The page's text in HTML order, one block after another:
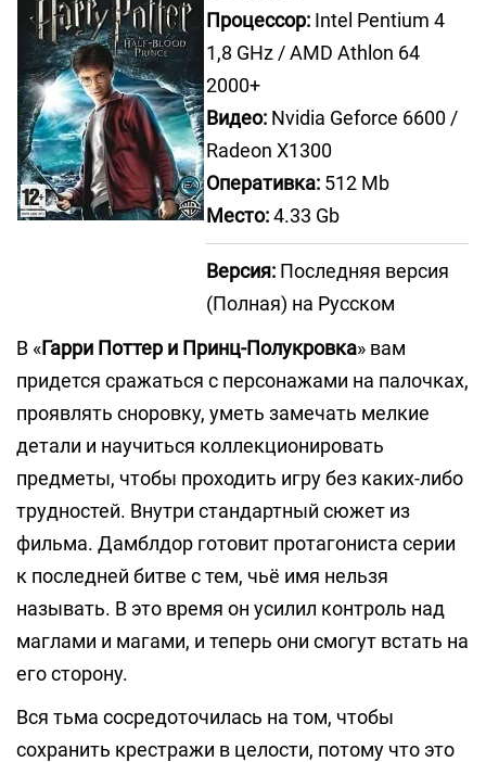
Процессор: Intel Pentium 4
1,8 GHz / AMD Athlon 64
2000+
Видео: Nvidia Geforce 6600 /
Radeon Х1300
Оперативка: 512 Mb
Место:4.33 Gb
Версия: Последняя версия
(Полная) на Русском
В «Гарри Поттер и Принц-Полукровка» вам
придется сражаться с персонажами на палочках,
проявлять сноровку, уметь замечать мелкие
детали и научиться коллекционировать
предметы, чтобы проходить игру без каких-либо
трудностей. Внутри стандартный сюжет из
фильма. Дамблдор готовит протагониста серии
к последней битве с тем, чьё имя нельзя
называть. В это время он усилил контроль над
маглами и магами, и теперь они смогут встать на
его сторону.
Вся тьма сосредоточилась на том, чтобы
сохранить крестражи в целости, потому что это